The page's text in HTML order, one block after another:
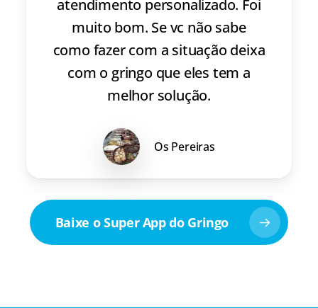
atendimento personalizado. Foi
muito bom. Se vc não sabe
como fazer com a situação deixa
com o gringo que eles tem a
melhor solução.
Os Pereiras
Baixe o Super App do Gringo